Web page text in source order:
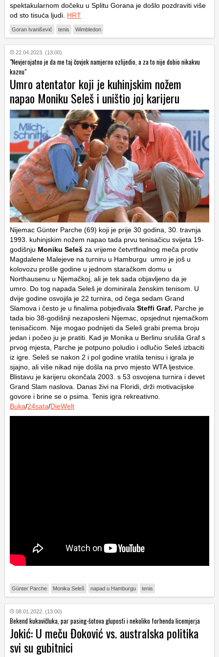
spektakularnom dočeku u Splitu Gorana je došlo pozdraviti više
od sto tisuća ljudi. HRT
Goran Ivanišević tenis Wimbledon
22.04.2023. (13:00)
"Nevjerojatno je da me taj čovjek namjerno ozlijedio, a za to nije dobio nikakvu
kaznu"
Umro atentator koji je kuhinjskim nožem
napao Moniku Seleš i uništio joj karijeru
Nijemac Günter Parche (69) koji je prije 30 godina, 30. travnja
1993. kuhinjskim nožem napao tada prvu tenisačicu svijeta 19-
godišnju Moniku Seleš za vrijeme četvrtfinalnog meča protiv
Magdalene Malejeve na turniru u Hamburgu umro je još u
kolovozu prošle godine u jednom staračkom domu u
Northausenu u Njemačkoj, ali je tek sada objavljeno da je
umro. Do tog napada Seleš je dominirala ženskim tenisom. U
dvije godine osvojila je 22 turnira, od čega sedam Grand
Slamova i često je u finalima pobjeđivala Steffi Graf. Parche je
tada bio 38-godišnji nezaposleni Nijemac, opsjednut njemačkom
tenisačicom. Nije mogao podnijeti da Seleš grabi prema broju
jedan i počeo ju je pratiti. Kad je Monika u Berlinu srušila Graf s
prvog mjesta, Parche je potpuno poludio i odlučio Seleš izbaciti
iz igre. Seleš se nakon 2 i pol godine vratila tenisu i igrala je
sjajno, ali više nikad nije došla na prvo mjesto WTA ljestvice.
Blistavu je karijeru okončala 2003. s 53 osvojena turnira i devet
Grand Slam naslova. Danas živi na Floridi, drži motivacijske
govore i brine se o psima. Tenis igra rekreativno.
Buka/24sata/DieWelt
Günter Parche Monika Seleš napad u Hamburgu tenis
08.01.2022. (13:00)
Bekend kukavičluka, par pasing-šotova gluposti i nekoliko forhenda licemjerja
Jokić: U meču Đoković vs. australska politika
svi su gubitnici